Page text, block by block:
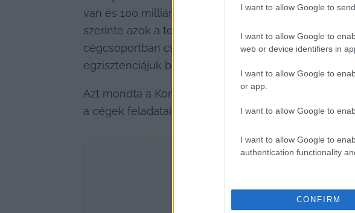
I want to allow Google to
I want to allow Google to
web or device identifiers in
I want to allow Google to
or app.
I want to allow Google to
I want to allow Google to
authentication functionality
CONFIRM
van és 100 milliárdos megrendelésekkel,
szerinte azok a tevékenységek, amit az államnak
cégcsoportban csaknem 500 ember dolgozik,
egzisztenciájuk biztosítva lenne.
Azt mondta a Kontrollnak, hogy a felajánlásról
a cégek feladatait beilleszteni az államháztartásba,